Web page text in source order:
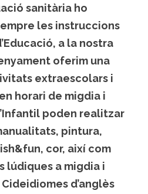
sanitària ho
les instruccions
a la nostra
oferim una
extraescolars i
horari de migdia i
poden realitzar
pintura,
cor, així com
lúdiques a migdia i
d’anglès